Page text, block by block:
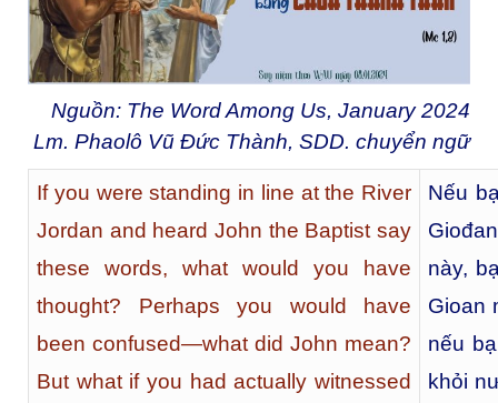
Nguồn: The Word Among Us, January 2024
Lm. Phaolô Vũ Đức Thành, SDD. chuyển ngữ
If you were standing in line at the River
Jordan and heard John the Baptist say
these words, what would you have
thought? Perhaps you would have
been confused—what did John mean?
But what if you had actually witnessed
Nếu
này,
Gioan
nếu
khỏi